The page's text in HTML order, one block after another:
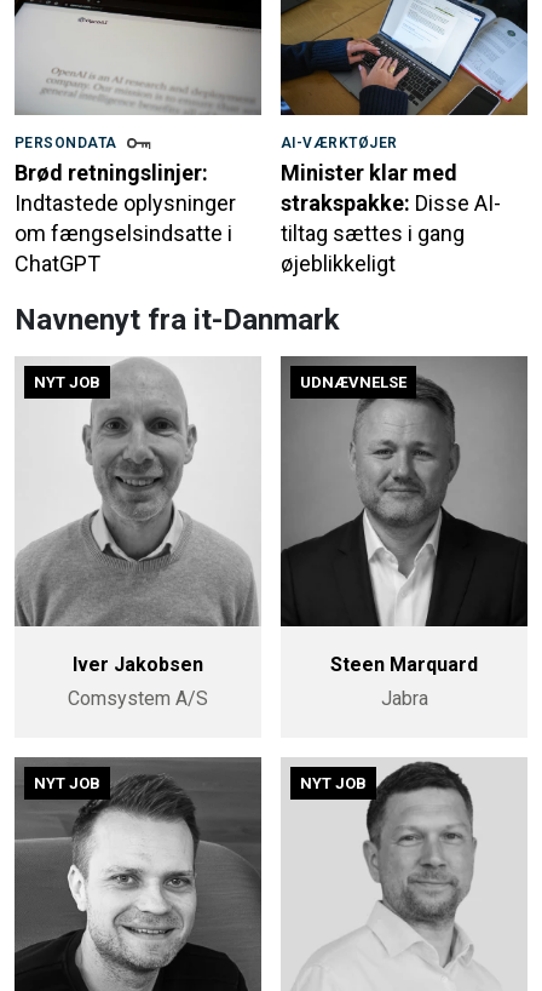
PERSONDATA
Brød retningslinjer:
Indtastede oplysninger
om fængselsindsatte i
ChatGPT
AI-VÆRKTØJER
Minister klar med
strakspakke: Disse AI-
tiltag sættes i gang
øjeblikkeligt
Navnenyt fra it-Danmark
NYT JOB
Iver Jakobsen
Comsystem A/S
UDNÆVNELSE
Steen Marquard
Jabra
NYT JOB NYT JOB